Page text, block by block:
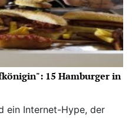
15 Hamburger in
ein Internet-Hype, der